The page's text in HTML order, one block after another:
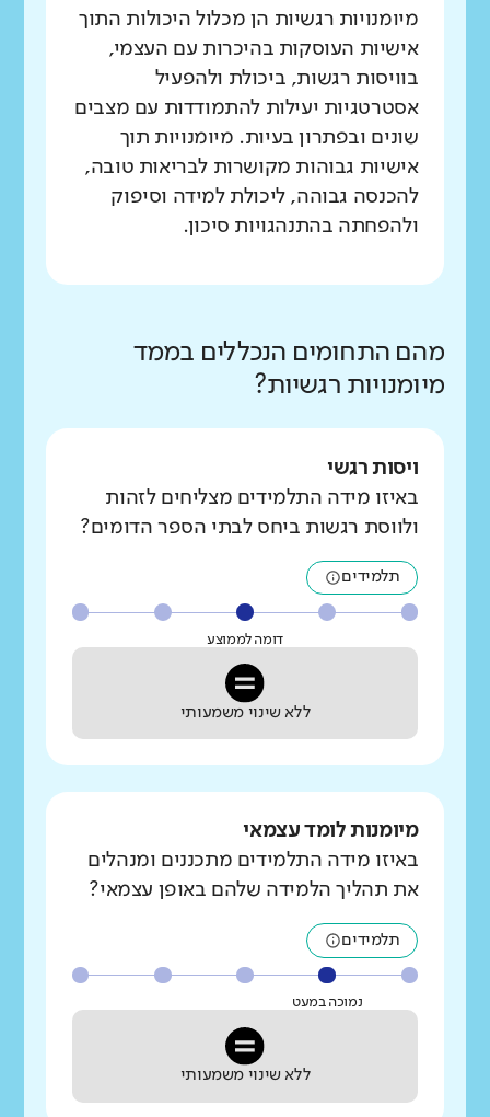
מיומנויות רגשיות הן מכלול היכולות התוך
אישיות העוסקות בהיכרות עם העצמי,
בוויסות רגשות, ביכולת ולהפעיל
אסטרטגיות יעילות להתמודדות עם מצבים
שונים ובפתרון בעיות. מיומנויות תוך
אישיות גבוהות מקושרות לבריאות טובה,
להכנסה גבוהה, ליכולת למידה וסיפוק
ולהפחתה בהתנהגויות סיכון.
מהם התחומים הנכללים בממד
מיומנויות רגשיות?
ויסות רגשי
באיזו מידה התלמידים מצליחים לזהות
ולווסת רגשות ביחס לבתי הספר הדומים?
תלמידים
דומה לממוצע
ללא שינוי משמעותי
מיומנות לומד עצמאי
באיזו מידה התלמידים מתכננים ומנהלים
את תהליך הלמידה שלהם באופן עצמאי?
תלמידים
נמוכה במעט
ללא שינוי משמעותי